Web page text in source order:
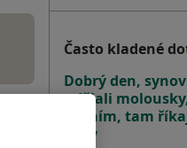
Často kladené
Dobrý den,
udělali
kožním, tam
okey